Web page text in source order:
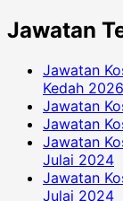
Jawatan
Jawatan
Kedah 2026
Jawatan
Jawatan
Jawatan
Julai 2024
Jawatan
Julai 2024